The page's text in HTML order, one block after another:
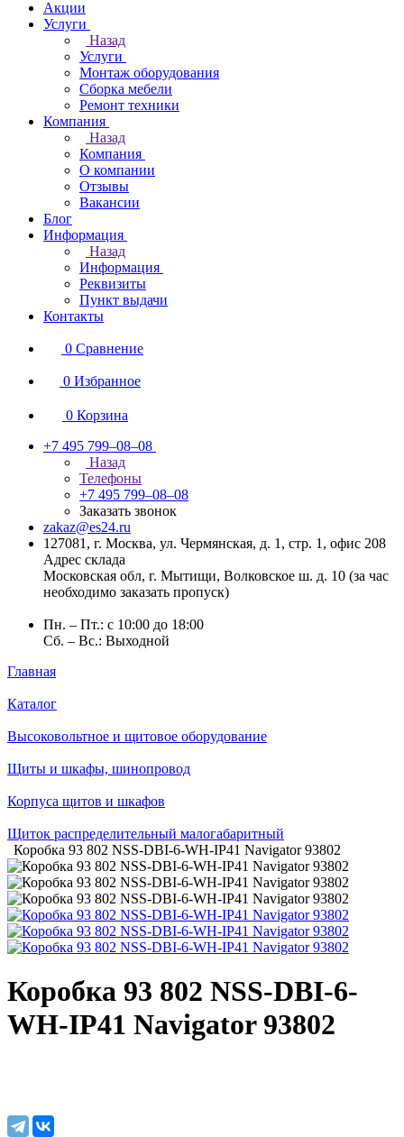
Акции
Услуги
Назад
Услуги
Монтаж оборудования
Сборка мебели
Ремонт техники
Компания
Назад
Компания
О компании
Отзывы
Вакансии
Блог
Информация
Назад
Информация
Реквизиты
Пункт выдачи
Контакты
0 Сравнение
0 Избранное
0 Корзина
+7 495 799–08–08
Назад
Телефоны
+7 495 799–08–08
Заказать звонок
zakaz@es24.ru
127081, г. Москва, ул. Чермянская, д. 1, стр. 1, офис 208
Адрес склада
Московская обл, г. Мытищи, Волковское ш. д. 10 (за час
необходимо заказать пропуск)
Пн. – Пт.: с 10:00 до 18:00
Сб. – Вс.: Выходной
Главная
Каталог
Высоковольтное и щитовое оборудование
Щиты и шкафы, шинопровод
Корпуса щитов и шкафов
Щиток распределительный малогабаритный
Коробка 93 802 NSS-DBI-6-WH-IP41 Navigator 93802
Коробка 93 802 NSS-DBI-6-
WH-IP41 Navigator 93802